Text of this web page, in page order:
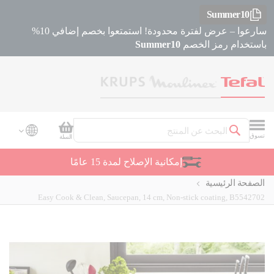
Summer10
سارعوا – عرض لفترة محدودة! استمتعوا بخصم إضافي 10%
باستخدام رمز الخصم Summer10
تسوق
بحث
سلة
السلة
دعم العملاء
الصفحة الرئيسية
Easy Cook & Clean, Saucepan, 14 cm, Non-stick coating, B5542702
the
end
of
the
beginning
of